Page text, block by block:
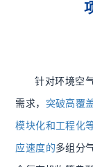
针对环境空
需求， 突破高覆
模块化和工程化
应速度的多组分